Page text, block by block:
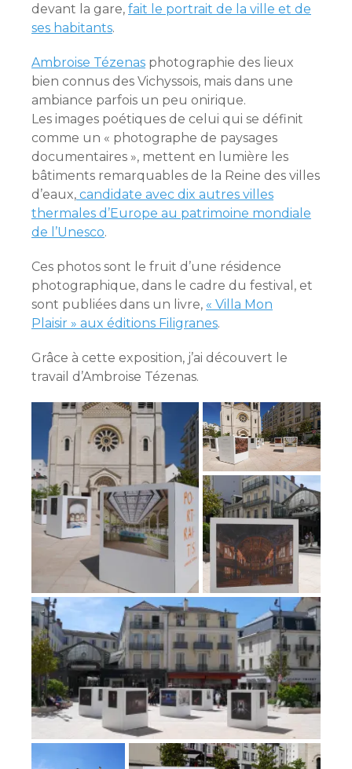
devant la gare, fait le portrait de la ville et de
ses habitants.
Ambroise Tézenas photographie des lieux
bien connus des Vichyssois, mais dans une
ambiance parfois un peu onirique.
Les images poétiques de celui qui se définit
comme un « photographe de paysages
documentaires », mettent en lumière les
bâtiments remarquables de la Reine des villes
d’eaux, candidate avec dix autres villes
thermales d’Europe au patrimoine mondiale
de l’Unesco.
Ces photos sont le fruit d’une résidence
photographique, dans le cadre du festival, et
sont publiées dans un livre, « Villa Mon
Plaisir » aux éditions Filigranes.
Grâce à cette exposition, j’ai découvert le
travail d’Ambroise Tézenas.